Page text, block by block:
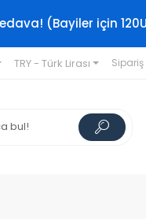
(Bayiler için
TRY - Türk Lirası